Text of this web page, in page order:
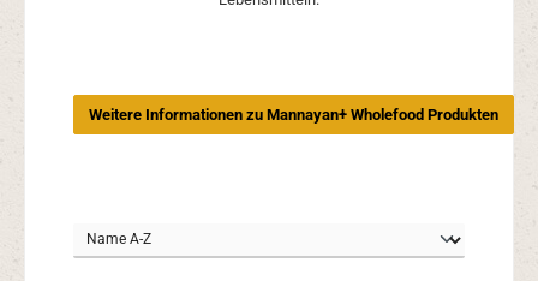
Weitere Informationen zu Mannayan+ Wholefood Produkten